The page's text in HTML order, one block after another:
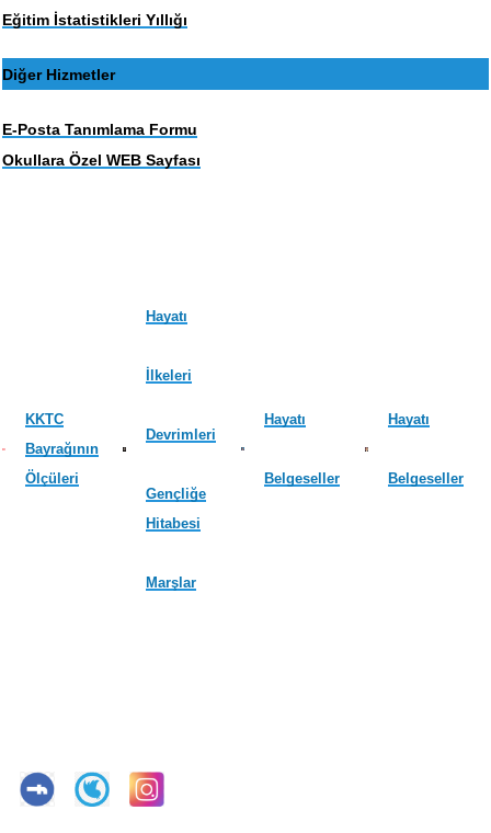
Eğitim İstatistikleri Yıllığı
Diğer Hizmetler
E-Posta Tanımlama Formu
Okullara Özel WEB Sayfası
KKTC
Bayrağının
Ölçüleri
Hayatı
İlkeleri
Devrimleri
Gençliğe
Hitabesi
Marşlar
Hayatı
Belgeseller
Hayatı
Belgeseller